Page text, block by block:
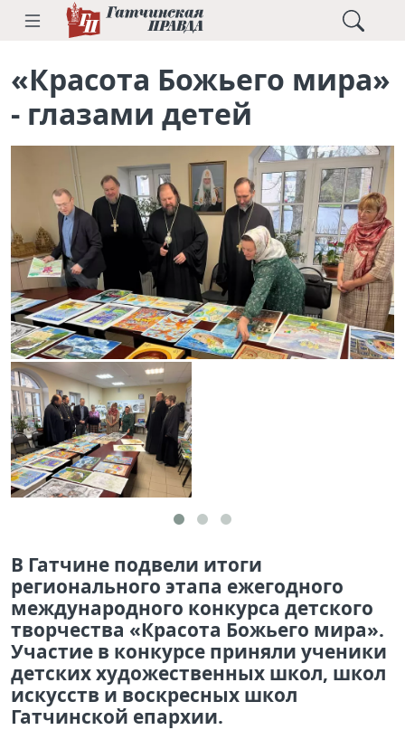
«Красота Божьего мира»
- глазами детей
В Гатчине подвели итоги
регионального этапа ежегодного
международного конкурса детского
творчества «Красота Божьего мира».
Участие в конкурсе приняли ученики
детских художественных школ, школ
искусств и воскресных школ
Гатчинской епархии.